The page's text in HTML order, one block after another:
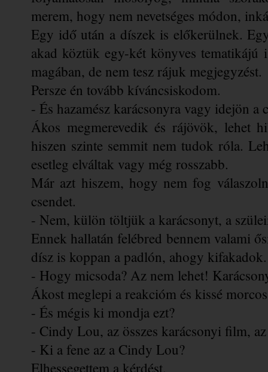
merem, hogy nem nevetséges módon,
Egy idő után a díszek is előkerülnek.
akad köztük egy-két könyves
magában, de nem tesz rájuk megjegyzést.
Persze én tovább kíváncsiskodom.
- És hazamész karácsonyra vagy idejön a
Ákos megmerevedik és rájövök, lehet
hiszen szinte semmit nem tudok róla.
esetleg elváltak vagy még rosszabb.
Már azt hiszem, hogy nem fog
csendet.
- Nem, külön töltjük a karácsonyt, a
Ennek hallatán felébred bennem valami
dísz is koppan a padlón, ahogy kifakadok.
- Hogy micsoda? Az nem lehet!
Ákost meglepi a reakcióm és kissé
- És mégis ki mondja ezt?
- Cindy Lou, az összes karácsonyi film,
- Ki a fene az a Cindy Lou?
Elhessegettem a kérdést.